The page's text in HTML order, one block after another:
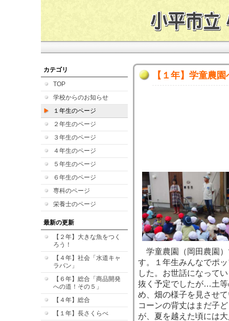
カテゴリ
TOP
学校からのお知らせ
１年生のページ
２年生のページ
３年生のページ
４年生のページ
５年生のページ
６年生のページ
専科のページ
栄養士のページ
最新の更新
【２年】大きな魚をつく
ろう！
【４年】社会「水道キャ
ラバン」
【６年】総合「商品開発
への道！その５」
【４年】総合
【１年】長さくらべ
【１年】学童農園
学童農園（岡田農園）
す。１年生みんなでポ
した。お世話になって
抜く予定でしたが…土
め、畑の様子を見させ
コーンの背丈はまだ子
が、夏を越えた頃には